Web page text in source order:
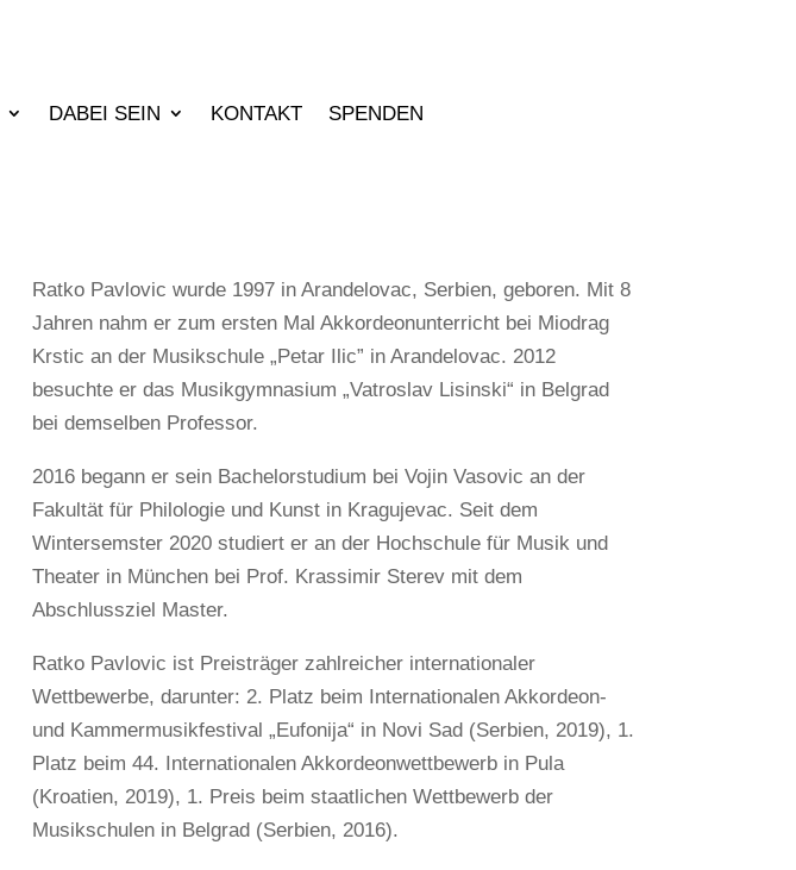
DABEI SEIN KONTAKT SPENDEN
Ratko Pavlovic wurde 1997 in Arandelovac, Serbien, geboren. Mit 8
Jahren nahm er zum ersten Mal Akkordeonunterricht bei Miodrag
Krstic an der Musikschule „Petar Ilic” in Arandelovac. 2012
besuchte er das Musikgymnasium „Vatroslav Lisinski“ in Belgrad
bei demselben Professor.
2016 begann er sein Bachelorstudium bei Vojin Vasovic an der
Fakultät für Philologie und Kunst in Kragujevac. Seit dem
Wintersemster 2020 studiert er an der Hochschule für Musik und
Theater in München bei Prof. Krassimir Sterev mit dem
Abschlussziel Master.
Ratko Pavlovic ist Preisträger zahlreicher internationaler
Wettbewerbe, darunter: 2. Platz beim Internationalen Akkordeon-
und Kammermusikfestival „Eufonija“ in Novi Sad (Serbien, 2019), 1.
Platz beim 44. Internationalen Akkordeonwettbewerb in Pula
(Kroatien, 2019), 1. Preis beim staatlichen Wettbewerb der
Musikschulen in Belgrad (Serbien, 2016).